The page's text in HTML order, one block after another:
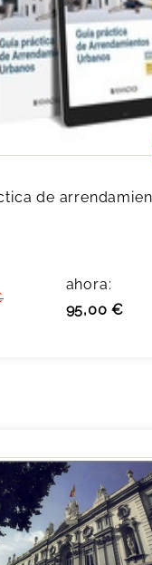
de
ahora:
95,00 €